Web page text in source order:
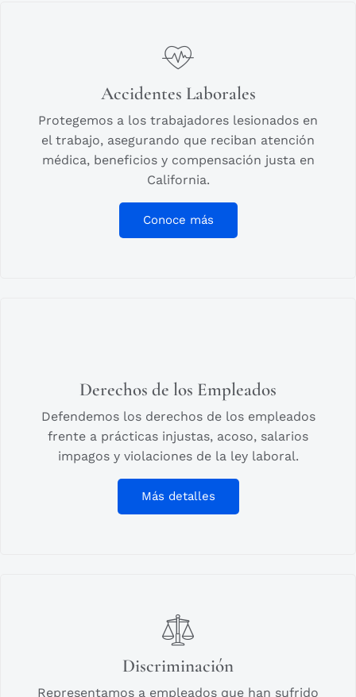
Accidentes Laborales
Protegemos a los trabajadores lesionados en
el trabajo, asegurando que reciban atención
médica, beneficios y compensación justa en
California.
Conoce más
Derechos de los Empleados
Defendemos los derechos de los empleados
frente a prácticas injustas, acoso, salarios
impagos y violaciones de la ley laboral.
Más detalles
Discriminación
Representamos a empleados que han sufrido